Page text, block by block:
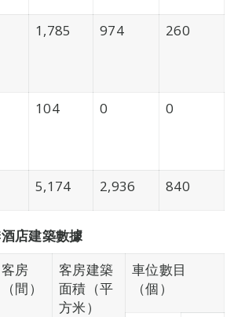
1,785 974 260
104 0 0
5,174 2,936 840
店建築數據
客房
（間）
客房建築
面積（平
方米）
車位數目
（個）